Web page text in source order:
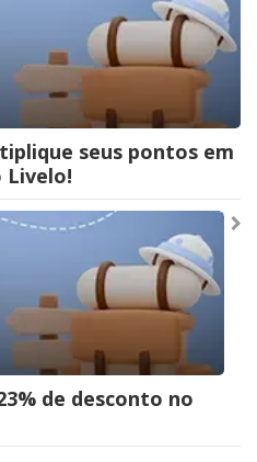
seus pontos em
Livelo!
de desconto no